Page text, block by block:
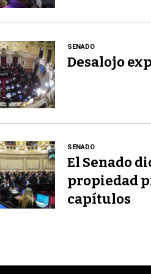
SENADO
Desalojo
SENADO
El Senado
propiedad
capítulos